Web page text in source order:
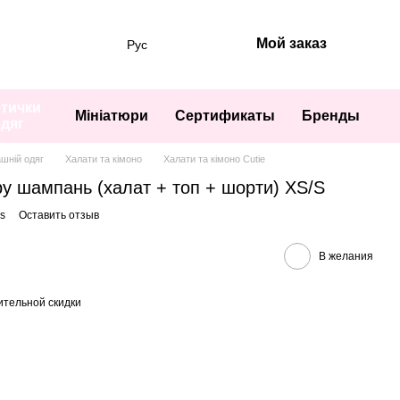
Рус Мой заказ
Мініатюри Сертификаты Бренды
одяг Халати та кімоно Халати та кімоно Cutie
шампань (халат + топ + шорти) XS/S
Оставить отзыв
В желания
скидки